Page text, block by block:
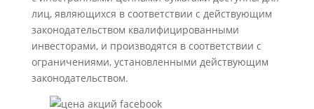
лиц, являющихся в соответствии с действующим
законодательством квалифицированными
инвесторами, и производятся в соответствии с
ограничениями, установленными действующим
законодательством.